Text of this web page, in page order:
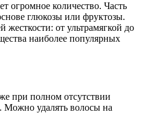
огромное количество. Часть
глюкозы или фруктозы.
от ультрамягкой до
наиболее популярных
при полном отсутствии
Можно удалять волосы на